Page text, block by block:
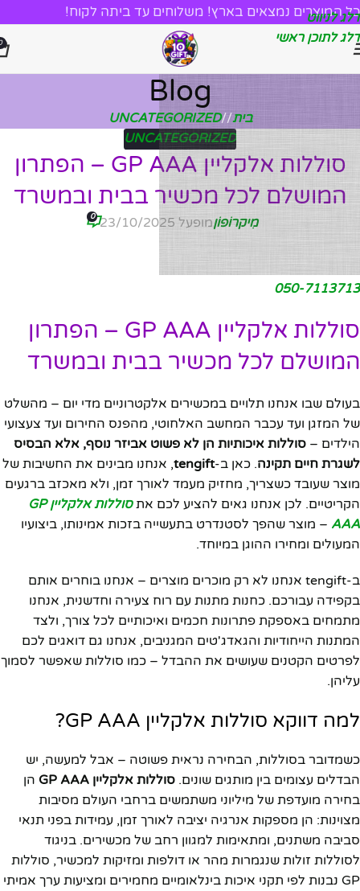
דלג לניווט
דלג לתוכן ראשי
כל המוצרים נמצאים בארץ! משלוחים עד ביתה לקוח!
Blog
בית/
UNCATEGORIZED
UNCATEGORIZED
סוללות אלקליין GP AAA – הפתרון
המושלם לכל מכשיר בבית ובמשרד
מִיקרוֹפוֹןמופעל 23/10/2025 0
050-7113713
סוללות אלקליין GP AAA – הפתרון
המושלם לכל מכשיר בבית ובמשרד
בעולם שבו אנחנו תלויים במכשירים אלקטרוניים מדי יום – מהשלט
של המזגן ועד עכבר המחשב האלחוטי, מהפנס החירום ועד צעצועי
הילדים – סוללות איכותיות הן לא פשוט אביזר נוסף, אלא הבסיס
לשגרת חיים תקינה. כאן ב-tengift, אנחנו מבינים את החשיבות של
מוצר שעובד כשצריך, מחזיק מעמד לאורך זמן, ולא מאכזב ברגעים
הקריטיים. לכן אנחנו גאים להציע לכם את
סוללות אלקליין GP
AAA – מוצר שהפך לסטנדרט בתעשייה בזכות אמינותו, ביצועיו
המעולים ומחירו ההוגן במיוחד.
ב-tengift אנחנו לא רק מוכרים מוצרים – אנחנו בוחרים אותם
בקפידה עבורכם. כחנות מתנות עם רוח צעירה וחדשנית, אנחנו
מתמחים באספקת פתרונות חכמים ואיכותיים לכל צורך, ולצד
המתנות הייחודיות והגאדג'טים המגניבים, אנחנו גם דואגים לכם
לפרטים הקטנים שעושים את ההבדל – כמו סוללות שאפשר לסמוך
עליהן.
למה דווקא סוללות אלקליין GP AAA?
כשמדובר בסוללות, הבחירה נראית פשוטה – אבל למעשה, יש
הבדלים עצומים בין מותגים שונים. סוללות אלקליין GP AAA
הן
בחירה מועדפת של מיליוני משתמשים ברחבי העולם מסיבות
מצוינות: הן מספקות אנרגיה יציבה לאורך זמן, עמידות בפני תנאי
סביבה משתנים, ומתאימות למגוון רחב של מכשירים. בניגוד
לסוללות זולות שנגמרות מהר או דולפות ומזיקות למכשיר, סוללות
GP נבנות לפי תקני איכות בינלאומיים מחמירים ומציעות ערך אמיתי